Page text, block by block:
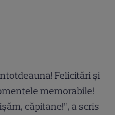
Felicitări și
memorabile!
căpitane!”, a scris